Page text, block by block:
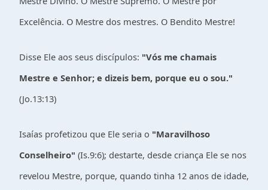
Excelência. O Mestre dos mestres. O Bendito Mestre!
Disse Ele aos seus discípulos: "Vós me chamais
Mestre e Senhor; e dizeis bem, porque eu o sou."
(Jo.13:13)
Isaías profetizou que Ele seria o "Maravilhoso
Conselheiro" (Is.9:6); destarte, desde criança Ele se nos
revelou Mestre, porque, quando tinha 12 anos de idade,